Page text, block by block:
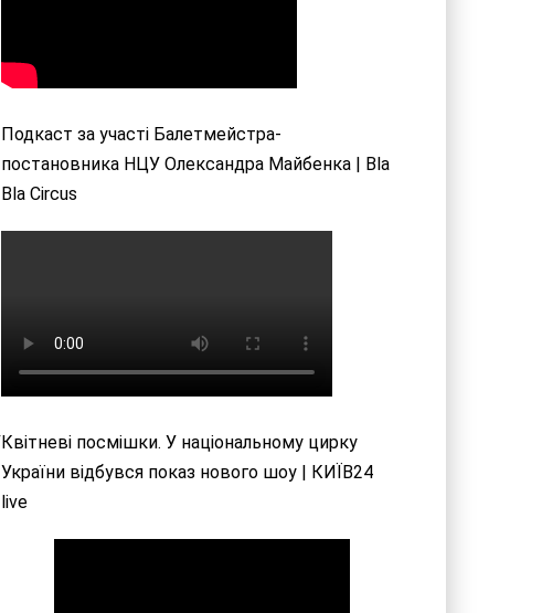
Подкаст за участі Балетмейстра-
постановника НЦУ Олександра Майбенка | Bla
Bla Circus
Квітневі посмішки. У національному цирку
України відбувся показ нового шоу | КИЇВ24
live